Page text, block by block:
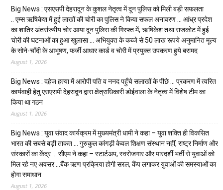
Big News : एसएसपी देहरादून के कुशल नेतृत्व में दून पुलिस को मिली बड़ी सफलता
.. एम्स ऋषिकेश में हुई लाखों की चोरी का पुलिस ने किया सफल अनावरण … आंध्र प्रदेश
का शातिर अंतर्राज्यीय चोर आया दून पुलिस की गिरफ्त में, ऋषिकेश तथा राजकोट में हुई
चोरी की घटनाओं का हुआ खुलासा … अभियुक्त के कब्जे से 50 लाख रूपये अनुमानित मूल्य
के सोने-चाँदी के आभूषण, फर्जी आधार कार्ड व चोरी में प्रयुक्त उपकरण हुये बरामद
August 1, 2026
Big News : दहेज हत्या में आरोपी पति व ननद पहुँचे सलाखों के पीछे … प्रकरण में त्वरित
कार्यवाही हेतु एसएसपी देहरादून द्वारा क्षेत्राधिकारी डोईवाला के नेतृत्व में विशेष टीम का
किया था गठन
August 1, 2026
Big News : युवा संवाद कार्यक्रम में मुख्यमंत्री धामी ने कहा – युवा शक्ति ही विकसित
भारत की सबसे बड़ी ताकत … गुरुकुल कांगड़ी केवल शिक्षण संस्थान नहीं, राष्ट्र निर्माण और
संस्कारों का केंद्र … सीएम ने कहा – स्टार्टअप, स्वरोजगार और पारदर्शी भर्ती से युवाओं को
मिल रहे नए अवसर …बैंक ऋण प्रक्रिया होगी सरल, कैंप लगाकर युवाओं की समस्याओं का
होगा समाधान
August 1, 2026